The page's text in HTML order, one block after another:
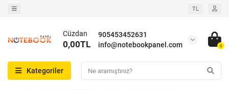
TL
905453452631
info@notebookpanel.com
Cüzdan
0,00TL 0
Kategoriler